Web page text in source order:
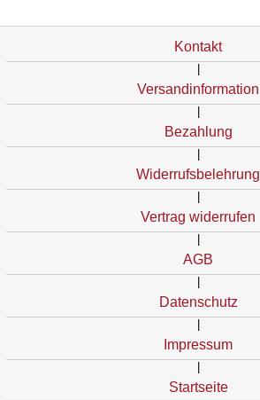
Kontakt
Versandinformation
Bezahlung
Widerrufsbelehrung
Vertrag widerrufen
AGB
Datenschutz
Impressum
Startseite